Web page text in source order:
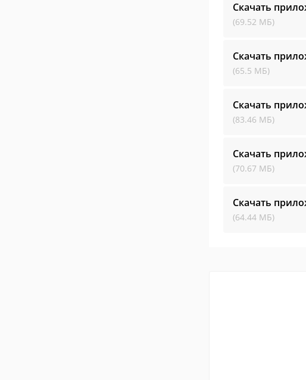
Скачать
(69.52 МБ)
Скачать
(65.5 МБ)
Скачать
(83.46 МБ)
Скачать
(70.67 МБ)
Скачать
(64.44 МБ)